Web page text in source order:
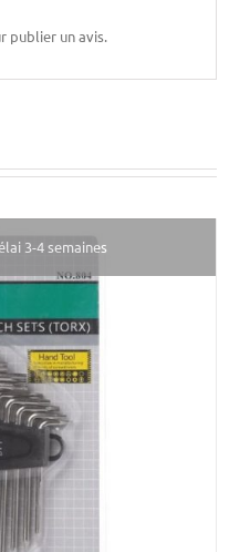
publier un avis.